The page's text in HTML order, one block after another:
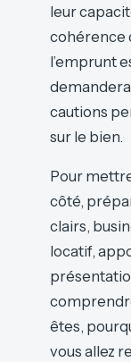
leur
cohérence
l’emprunt
cautions
sur le bien.
Pour
côté,
clairs,
locatif,
êtes,
vous allez